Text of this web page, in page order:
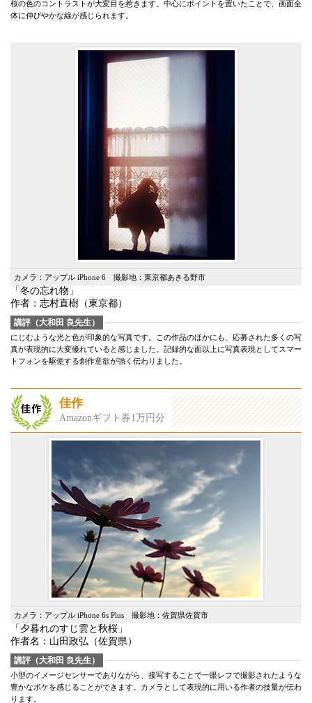
桜の色のコントラストが大変目を惹きます。中心にポイントを置いたことで、画面全
体に伸びやかな線が感じられます。
カメラ：アップル iPhone 6 撮影地：東京都あきる野市
「冬の忘れ物」
作者：志村直樹（東京都）
講評（大和田 良先生）
にじむような光と色が印象的な写真です。この作品のほかにも、応募された多くの写
真が表現的に大変優れていると感じました。記録的な面以上に写真表現としてスマー
トフォンを駆使する創作意欲が強く伝わりました。
佳作
Amazonギフト券1万円分
カメラ：アップル iPhone 6s Plus 撮影地：佐賀県佐賀市
「夕暮れのすじ雲と秋桜」
作者名：山田政弘（佐賀県）
講評（大和田 良先生）
小型のイメージセンサーでありながら、接写することで一眼レフで撮影されたような
豊かなボケを感じることができます。カメラとして表現的に用いる作者の技量が伝わ
ります。